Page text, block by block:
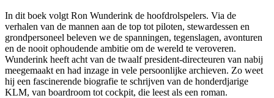
In dit boek volgt Ron Wunderink de hoofdrolspelers. Via de
verhalen van de mannen aan de top tot piloten, stewardessen en
grondpersoneel beleven we de spanningen, tegenslagen, avonturen
en de nooit ophoudende ambitie om de wereld te veroveren.
Wunderink heeft acht van de twaalf president-directeuren van nabij
meegemaakt en had inzage in vele persoonlijke archieven. Zo weet
hij een fascinerende biografie te schrijven van de honderdjarige
KLM, van boardroom tot cockpit, die leest als een roman.